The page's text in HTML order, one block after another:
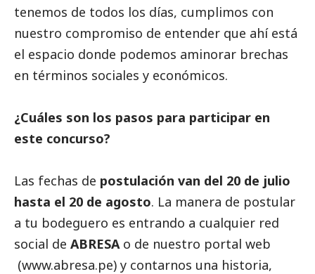
tenemos de todos los días, cumplimos con
nuestro compromiso de entender que ahí está
el espacio donde podemos aminorar brechas
en términos sociales y económicos.
¿Cuáles son los pasos para participar en
este concurso?
Las fechas de postulación van del 20 de julio
hasta el 20 de agosto. La manera de postular
a tu bodeguero es entrando a cualquier red
social de ABRESA o de nuestro portal web
(www.abresa.pe) y contarnos una historia,